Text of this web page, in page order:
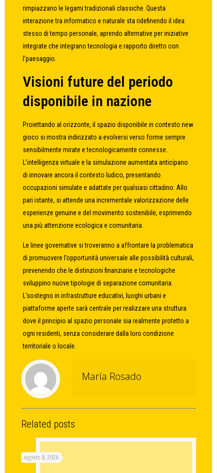
rimpiazzano le legami tradizionali classiche. Questa
interazione tra informatico e naturale sta ridefinendo il idea
stesso di tempo personale, aprendo alternative per iniziative
integrate che integrano tecnologia e rapporto diretto con
l’paesaggio.
Visioni future del periodo
disponibile in nazione
Proiettando al orizzonte, il spazio disponibile in contesto new
gioco si mostra indirizzato a evolversi verso forme sempre
sensibilmente mirate e tecnologicamente connesse.
L’intelligenza virtuale e la simulazione aumentata anticipano
di innovare ancora il contesto ludico, presentando
occupazioni simulate e adattate per qualsiasi cittadino. Allo
pari istante, si attende una incrementale valorizzazione delle
esperienze genuine e del movimento sostenibile, esprimendo
una più attenzione ecologica e comunitaria.
Le linee governative si troveranno a affrontare la problematica
di promuovere l’opportunità universale alle possibilità culturali,
prevenendo che le distinzioni finanziarie e tecnologiche
sviluppino nuove tipologie di separazione comunitaria.
L’sostegno in infrastrutture educativi, luoghi urbani e
piattaforme aperte sarà centrale per realizzare una struttura
dove il principio al spazio personale sia realmente protetto a
ogni residenti, senza considerare dalla loro condizione
territoriale o locale.
María Rosado
Related posts
agosto 8, 2026